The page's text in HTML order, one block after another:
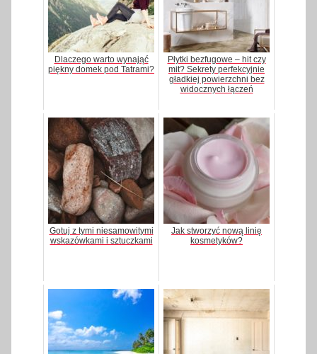
Dlaczego warto wynająć
piękny domek pod Tatrami?
Płytki bezfugowe – hit czy
mit? Sekrety perfekcyjnie
gładkiej powierzchni bez
widocznych łączeń
Gotuj z tymi niesamowitymi
wskazówkami i sztuczkami
Jak stworzyć nową linię
kosmetyków?